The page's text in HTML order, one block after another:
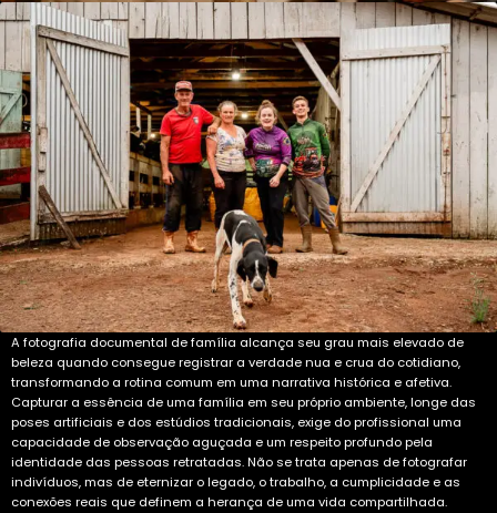
A fotografia documental de família alcança seu grau mais elevado de
beleza quando consegue registrar a verdade nua e crua do cotidiano,
transformando a rotina comum em uma narrativa histórica e afetiva.
Capturar a essência de uma família em seu próprio ambiente, longe das
poses artificiais e dos estúdios tradicionais, exige do profissional uma
capacidade de observação aguçada e um respeito profundo pela
identidade das pessoas retratadas. Não se trata apenas de fotografar
indivíduos, mas de eternizar o legado, o trabalho, a cumplicidade e as
conexões reais que definem a herança de uma vida compartilhada.